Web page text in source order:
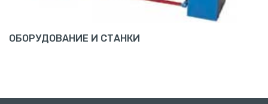
ОБОРУДОВАНИЕ И СТАНКИ